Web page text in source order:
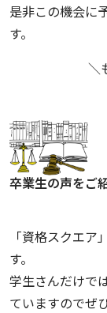
是非この機会に
す。
＼
卒業生の声をご
「資格スクエ
す。
学生さんだけで
ていますのでぜ